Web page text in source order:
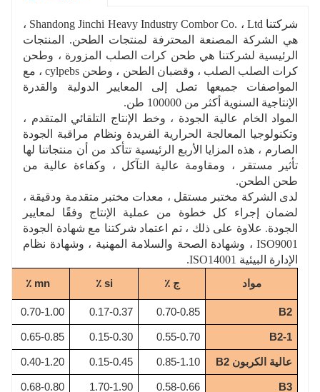
شركتنا Shandong Jinchi Heavy Industry Combor Co. ، Ltd ،
هي الشركة المصنعة المحترفة لمنتجات الطحن. المنتجات
الرئيسية لشركتنا هي طحن كرات الصلب المزورة ، وطحن
كرات الصلب الصلب ، وقضبان الطحن ، وطحن cylpebs ، مع
المواصفات جميعها تصل إلى المعايير الدولية والقدرة
الإنتاجية السنوية أكثر من 100000 طن.
المواد الخام عالية الجودة ، وخط الإنتاج التلقائي المتقدم ،
وتكنولوجيا المعالجة الحرارية الفريدة ونظام مراقبة الجودة
الصارم ، هذه المزايا الأربع الرئيسية تتأكد من أن منتجاتنا لها
تأثير مستقر ، ومقاومة عالية التآكل ، وكفاءة عالية من
طحن الطحن.
لدى الشركة مختبر مستقل ، معدات مختبر متقدمة ودقيقة ،
لضمان إجراء كل خطوة من عملية الإنتاج وفقًا لمعايير
الجودة. علاوة على ذلك ، تم اعتماد شركتنا مع شهادة الجودة
ISO9001 ، وشهادة الصحة والسلامة المهنية ، وشهادة نظام
الإدارة البيئية ISO14001.
مواد
ج ٪ si ٪ mn ٪
B2
0.70-0.85
0.17-0.37
0.70-1.00
B2-1
0.55-0.70
0.15-0.30
0.65-0.85
عالية الكربون B2 0.85-1.10
0.15-0.45
0.40-1.20
B3
0.58-0.66
1.70-1.90
0.68-0.80